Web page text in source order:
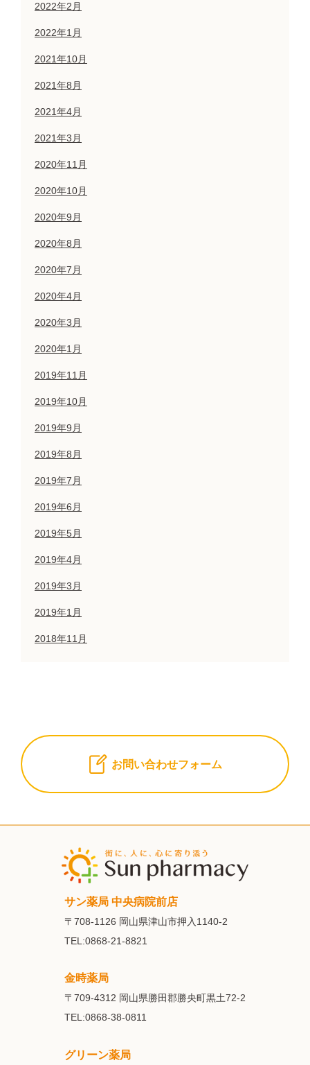
2022年2月
2022年1月
2021年10月
2021年8月
2021年4月
2021年3月
2020年11月
2020年10月
2020年9月
2020年8月
2020年7月
2020年4月
2020年3月
2020年1月
2019年11月
2019年10月
2019年9月
2019年8月
2019年7月
2019年6月
2019年5月
2019年4月
2019年3月
2019年1月
2018年11月
お問い合わせフォーム
サン薬局 中央病院前店
〒708-1126 岡山県津山市押入1140-2
TEL:0868-21-8821
金時薬局
〒709-4312 岡山県勝田郡勝央町黒土72-2
TEL:0868-38-0811
グリーン薬局